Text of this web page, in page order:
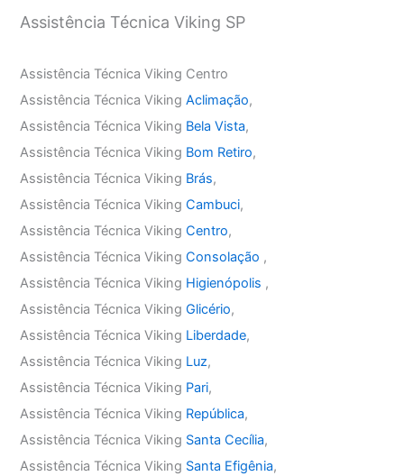
Assistência Técnica Viking SP
Assistência Técnica Viking Centro
Assistência Técnica VikingAclimação,
Assistência Técnica Viking Bela Vista,
Assistência Técnica Viking Bom Retiro,
Assistência Técnica Viking Brás,
Assistência Técnica VikingCambuci,
Assistência Técnica VikingCentro,
Assistência Técnica VikingConsolação ,
Assistência Técnica Viking Higienópolis ,
Assistência Técnica VikingGlicério,
Assistência Técnica Viking Liberdade,
Assistência Técnica Viking Luz,
Assistência Técnica Viking Pari,
Assistência Técnica Viking República,
Assistência Técnica Viking Santa Cecília,
Assistência Técnica Viking Santa Efigênia,